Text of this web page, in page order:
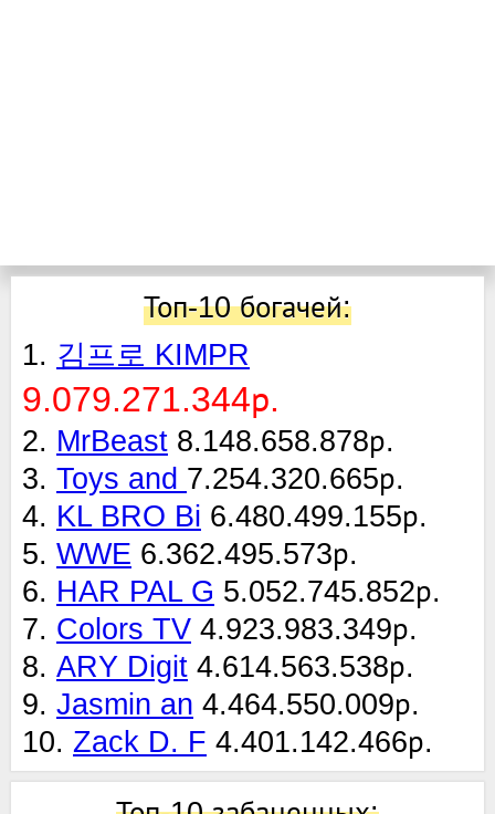
Топ-10 богачей:
1. 김프로 KIMPR
9.079.271.344р.
2. MrBeast 8.148.658.878р.
3. Toys and7.254.320.665р.
4. KL BRO Bi 6.480.499.155р.
5. WWE 6.362.495.573р.
6. HAR PAL G 5.052.745.852р.
7. Colors TV 4.923.983.349р.
8. ARY Digit 4.614.563.538р.
9. Jasmin an 4.464.550.009р.
10. Zack D. F 4.401.142.466р.